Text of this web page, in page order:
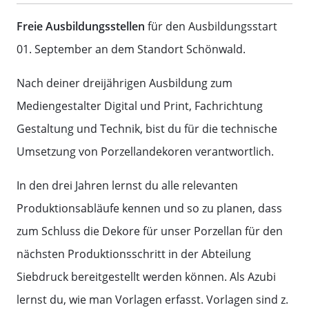
Freie Ausbildungsstellen für den Ausbildungsstart
01. September an dem Standort Schönwald.
Nach deiner dreijährigen Ausbildung zum
Mediengestalter Digital und Print, Fachrichtung
Gestaltung und Technik, bist du für die technische
Umsetzung von Porzellandekoren verantwortlich.
In den drei Jahren lernst du alle relevanten
Produktionsabläufe kennen und so zu planen, dass
zum Schluss die Dekore für unser Porzellan für den
nächsten Produktionsschritt in der Abteilung
Siebdruck bereitgestellt werden können. Als Azubi
lernst du, wie man Vorlagen erfasst. Vorlagen sind z.